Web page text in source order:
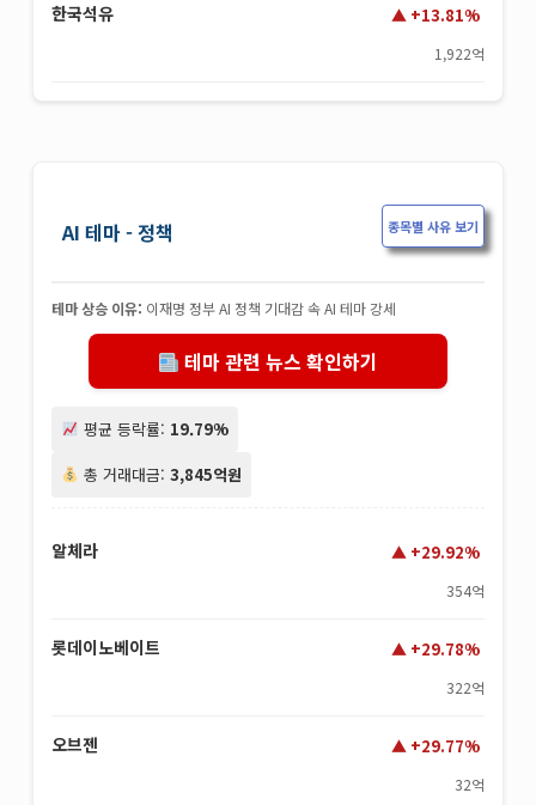
한국석유 +13.81%
1,922억
AI 테마 - 정책 종목별 사유 보기
테마 상승 이유: 이재명 정부 AI 정책 기대감 속 AI 테마 강세
테마 관련 뉴스 확인하기
평균 등락률: 19.79%
총 거래대금: 3,845억원
알체라 +29.92%
354억
롯데이노베이트 +29.78%
322억
오브젠 +29.77%
32억